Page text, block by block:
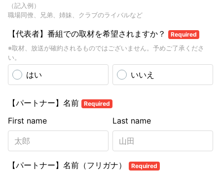
（記入例）
職場同僚、兄弟、姉妹、クラブのライバルなど
【代表者】番組での取材を希望されますか？ Required
※取材、放送が確約されるものではございません。予めご了承くださ
い。
はい いいえ
【パートナー】名前 Required
Last name
First name
【パートナー】名前（フリガナ） Required